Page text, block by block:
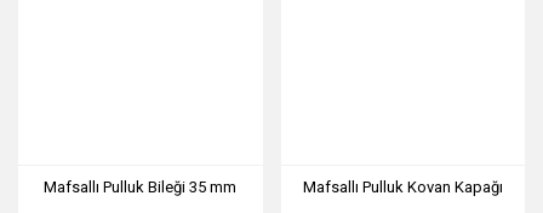
Mafsallı Pulluk Bileği 35 mm Mafsallı Pulluk Kovan Kapağı